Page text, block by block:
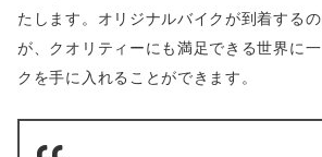
たします。オリジナルバイクが到着する
が、クオリティーにも満足できる世界に
クを手に入れることができます。